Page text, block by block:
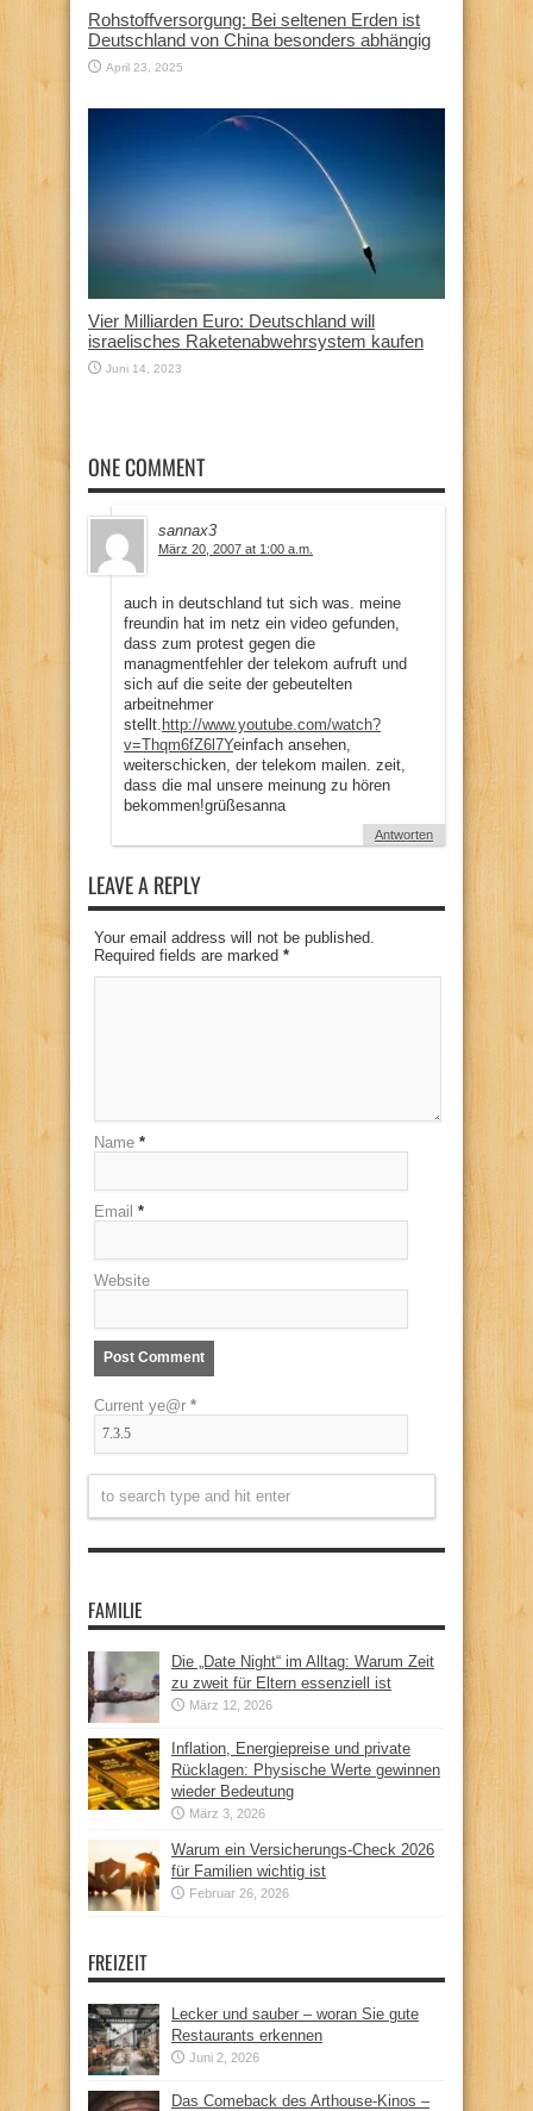
Rohstoffversorgung: Bei seltenen Erden ist
Deutschland von China besonders abhängig
April 23, 2025
Vier Milliarden Euro: Deutschland will
israelisches Raketenabwehrsystem kaufen
Juni 14, 2023
ONE COMMENT
sannax3
März 20, 2007 at 1:00 a.m.
auch in deutschland tut sich was. meine
freundin hat im netz ein video gefunden,
dass zum protest gegen die
managmentfehler der telekom aufruft und
sich auf die seite der gebeutelten
arbeitnehmer
stellt. http://www.youtube.com/watch?
v=Thqm6fZ6l7Yeinfach ansehen,
weiterschicken, der telekom mailen. zeit,
dass die mal unsere meinung zu hören
bekommen!grüßesanna
Antworten
LEAVE A REPLY
Your email address will not be published.
Required fields are marked *
Name *
Email *
Website
Current ye@r *
FAMILIE
Die „Date Night“ im Alltag: Warum Zeit
zu zweit für Eltern essenziell ist
März 12, 2026
Inflation, Energiepreise und private
Rücklagen: Physische Werte gewinnen
wieder Bedeutung
März 3, 2026
Warum ein Versicherungs-Check 2026
für Familien wichtig ist
Februar 26, 2026
FREIZEIT
Lecker und sauber – woran Sie gute
Restaurants erkennen
Juni 2, 2026
Das Comeback des Arthouse-Kinos –